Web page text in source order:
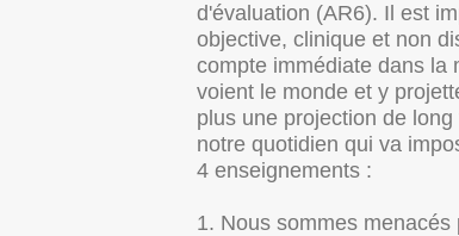
d'évaluation (AR6). Il est
objective, clinique et non
compte immédiate dans la
voient le monde et y
plus une projection de long
notre quotidien qui va
4 enseignements :
1. Nous sommes